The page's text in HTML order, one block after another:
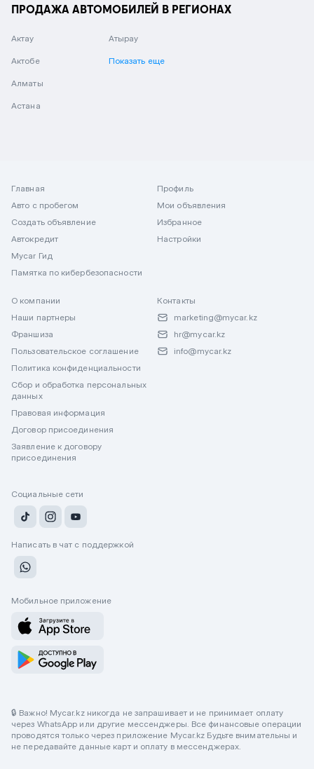
ПРОДАЖА АВТОМОБИЛЕЙ В РЕГИОНАХ
Актау
Актобе
Алматы
Астана
Атырау
Показать еще
Главная
Авто с пробегом
Создать объявление
Автокредит
Mycar Гид
Памятка по кибербезопасности
Профиль
Мои объявления
Избранное
Настройки
О компании
Наши партнеры
Франшиза
Пользовательское соглашение
Политика конфиденциальности
Сбор и обработка персональных
данных
Правовая информация
Договор присоединения
Заявление к договору
присоединения
Контакты
marketing@mycar.kz
hr@mycar.kz
info@mycar.kz
Социальные сети
Написать в чат с поддержкой
Мобильное приложение
🔒 Важно! Mycar.kz никогда не запрашивает и не принимает оплату
через WhatsApp или другие мессенджеры. Все финансовые операции
проводятся только через приложение Mycar.kz Будьте внимательны и
не передавайте данные карт и оплату в мессенджерах.